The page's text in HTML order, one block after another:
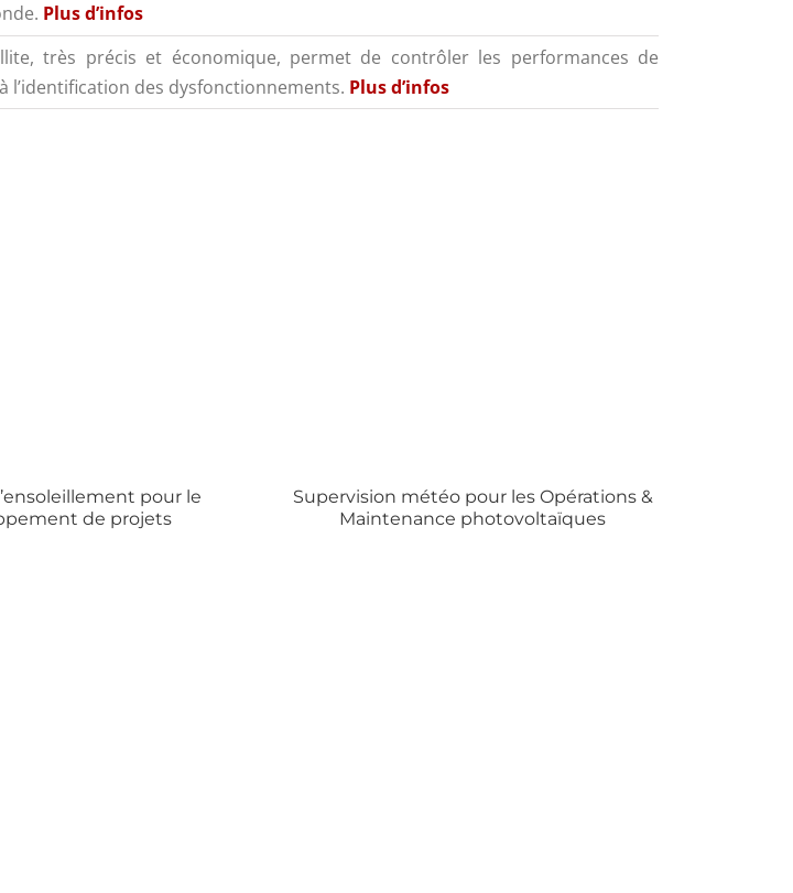
Plus d’infos
très précis et économique, permet de contrôler les performances de
l’identification des dysfonctionnements. Plus d’infos
pour le
de projets
Supervision météo pour les Opérations &
Maintenance photovoltaïques